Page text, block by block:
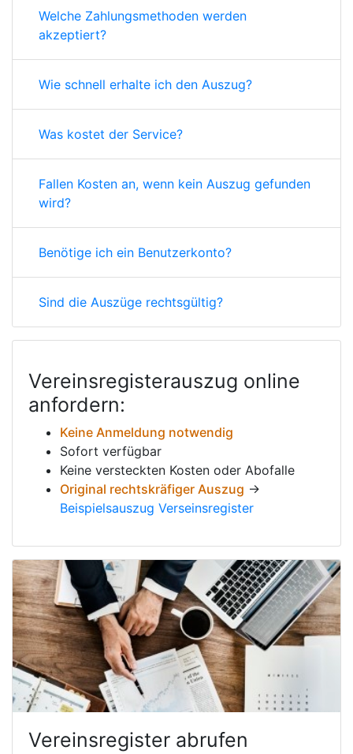
Welche Zahlungsmethoden werden
akzeptiert?
Wie schnell erhalte ich den Auszug?
Was kostet der Service?
Fallen Kosten an, wenn kein Auszug gefunden
wird?
Benötige ich ein Benutzerkonto?
Sind die Auszüge rechtsgültig?
Vereinsregisterauszug online
anfordern:
Keine Anmeldung notwendig
Sofort verfügbar
Keine versteckten Kosten oder Abofalle
Original rechtskräfiger Auszug →
Beispielsauszug Verseinsregister
Vereinsregister abrufen